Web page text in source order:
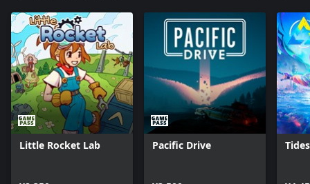
Little Rocket Lab Pacific Drive